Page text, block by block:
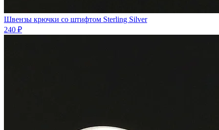
Швензы крючки со штифтом Sterling Silver
240 ₽